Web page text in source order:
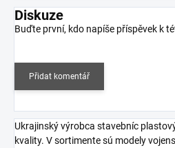
Diskuze
Buďte první, kdo napíše příspěvek k
Přidat komentář
Ukrajinský výrobca stavebníc
kvality. V sortimente sú modely